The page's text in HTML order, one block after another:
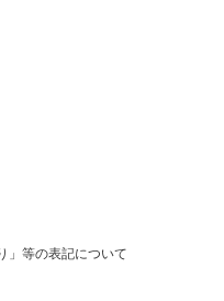
」等の表記について